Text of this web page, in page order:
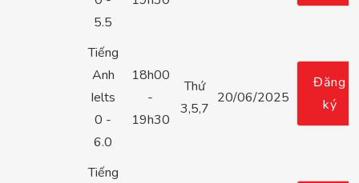
5.5
Tiếng
Anh
Ielts
0 -
6.0
18h00
-
19h30
Thứ
3,5,7
20/06/2025
Đăng
ký
Tiếng